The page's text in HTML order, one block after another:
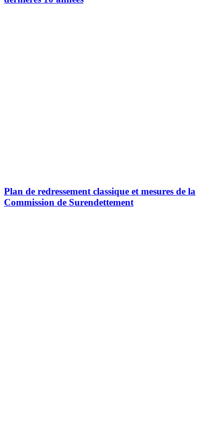
Plan de redressement classique et mesures de la
Commission de Surendettement